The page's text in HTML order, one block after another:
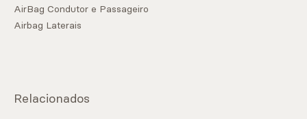
AirBag Condutor e Passageiro
Airbag Laterais
Relacionados